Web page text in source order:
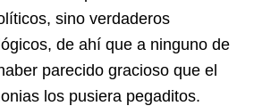
sino verdaderos
de ahí que a ninguno de
parecido gracioso que el
los pusiera pegaditos.